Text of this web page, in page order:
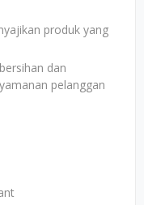
produk yang
dan
pelanggan